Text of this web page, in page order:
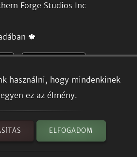
használni, hogy mindenkinek
ez az élmény.
ELFOGADOM
Forge Studios Inc
🍁